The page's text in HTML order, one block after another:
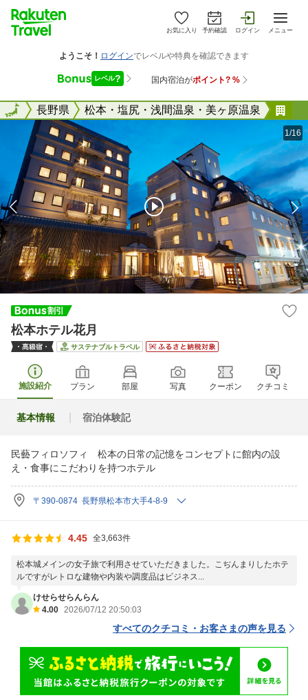
お気に入り 予約確認 ログイン メニュー
全国長野県 松本・塩尻・浅間温泉・美ヶ原温泉
全国
1/16
松本ホテル花月
サステナブルトラベル
施設紹介 プラン 部屋 写真 クーポン クチコミ
基本情報 宿泊体験記
民藝フィロソフィ 松本の日常の記憶をコンセプトに館内の設
え・食事にこだわりを持つホテル
〒390-0874 長野県松本市大手4-8-9
4.45 全3,663件
松本城メインの女子旅で利用させていただきました。こぢんまりしたホテ
ルですがレトロな建物や内装や調度品はビジネス...
けせらせらんらん
4.00 2026/07/12 20:50:03
すべてのクチコミ・お客さまの声を見る